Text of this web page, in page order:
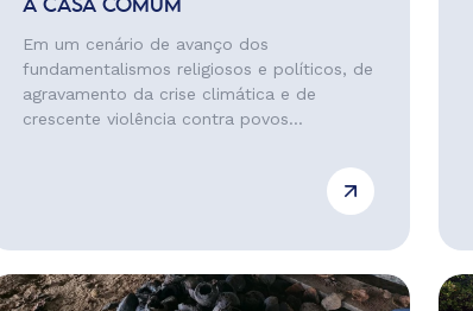
A CASA COMUM
Em um cenário de avanço dos
fundamentalismos religiosos e políticos, de
agravamento da crise climática e de
crescente violência contra povos...